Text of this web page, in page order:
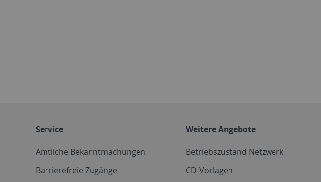
Service
Amtliche Bekanntmachungen
Barrierefreie Zugänge
Weitere Angebote
Betriebszustand Netzwerk
CD-Vorlagen